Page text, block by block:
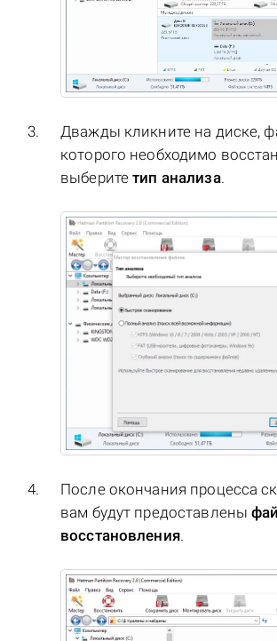
Дважды кликните на диске,
которого необходимо
выберитетип анализа.
После окончания процесса
вам будут предоставлены
восстановления.